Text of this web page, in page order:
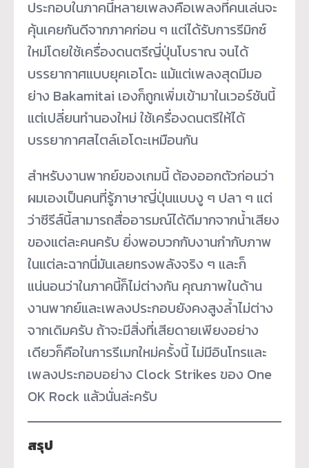
ประกอบในภาคนี้หลายเพลงคือเพลงที่คนเล่นจะ
คุ้นเคยกันดีจากภาคก่อน ๆ แต่ได้รับการรีมิกซ์
ใหม่โดยใช้เครื่องดนตรีญี่ปุ่นโบราณ จนได้
บรรยากาศแบบยุคเอโดะ แม้แต่เพลงสุดมีมอ
ย่าง Bakamitai เองก็ถูกเพิ่มเข้ามาในเวอร์ชันนี้
แต่เปลี่ยนทำนองใหม่ ใช้เครื่องดนตรีให้ได้
บรรยากาศสไตล์เอโดะเหมือนกัน
สำหรับงานพากย์ของเกมนี้ ต้องออกตัวก่อนว่า
ผมเองเป็นคนที่รู้ภาษาญี่ปุ่นแบบงู ๆ ปลา ๆ แต่
ว่าซีรีส์นี้สามารถสื่ออารมณ์ได้ดีมากจากน้ำเสียง
ของแต่ละคนครับ ยิ่งพอบวกกับงานกำกับภาพ
ในแต่ละฉากนี่มันเลยทรงพลังจริง ๆ และก็
แน่นอนว่าในภาคนี้ก็ไม่ต่างกัน คุณภาพในด้าน
งานพากย์และเพลงประกอบยังคงสูงล้ำไม่ต่าง
จากเดิมครับ ถ้าจะมีสิ่งที่เสียดายเพียงอย่าง
เดียวก็คือในการรีเมกใหม่ครั้งนี้ ไม่มีอินโทรและ
เพลงประกอบอย่าง Clock Strikes ของ One
OK Rock แล้วนั่นล่ะครับ
สรุป